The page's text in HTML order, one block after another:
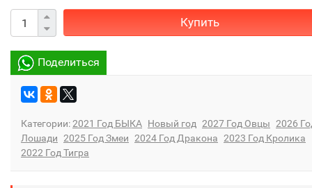
Купить
Поделиться
Категории:2021 Год БЫКА Новый год 2027 Год Овцы 2026
Лошади 2025 Год Змеи 2024 Год Дракона 2023 Год Кролика
2022 Год Тигра